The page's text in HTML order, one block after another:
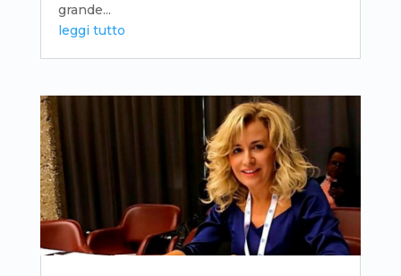
grande...
leggi tutto